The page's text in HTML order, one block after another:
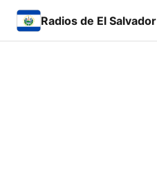
Radios de El Salvador